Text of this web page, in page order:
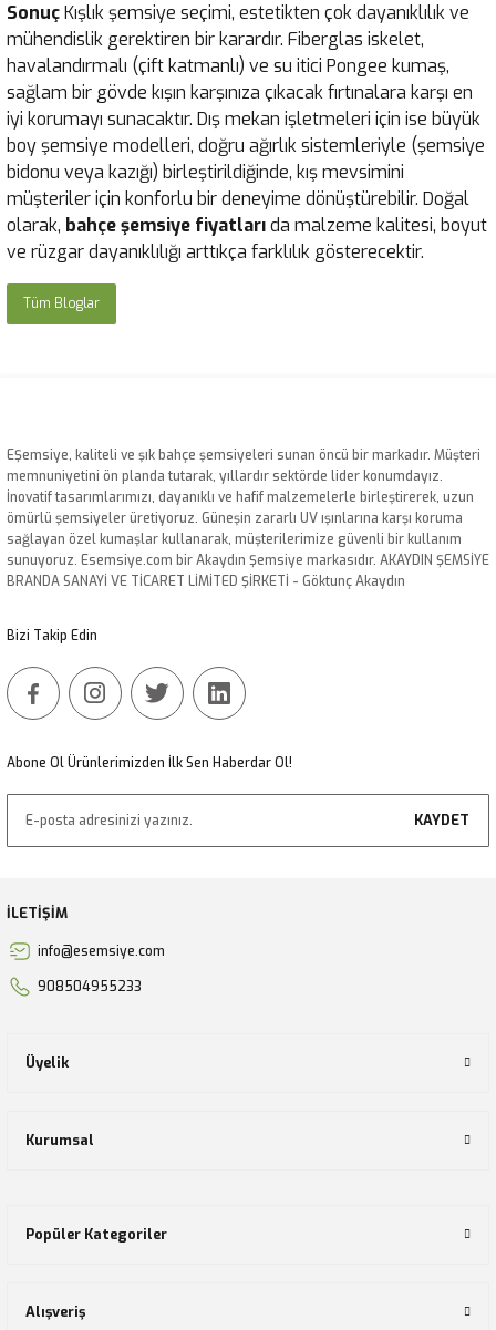
SonuçKışlık şemsiye seçimi, estetikten çok dayanıklılık ve
mühendislik gerektiren bir karardır. Fiberglas iskelet,
havalandırmalı (çift katmanlı) ve su itici Pongee kumaş,
sağlam bir gövde kışın karşınıza çıkacak fırtınalara karşı en
iyi korumayı sunacaktır. Dış mekan işletmeleri için ise büyük
boy şemsiye modelleri, doğru ağırlık sistemleriyle (şemsiye
bidonu veya kazığı) birleştirildiğinde, kış mevsimini
müşteriler için konforlu bir deneyime dönüştürebilir. Doğal
olarak, bahçe şemsiye fiyatlarıda malzeme kalitesi, boyut
ve rüzgar dayanıklılığı arttıkça farklılık gösterecektir.
Tüm Bloglar
EŞemsiye, kaliteli ve şık bahçe şemsiyeleri sunan öncü bir markadır. Müşteri
memnuniyetini ön planda tutarak, yıllardır sektörde lider konumdayız.
İnovatif tasarımlarımızı, dayanıklı ve hafif malzemelerle birleştirerek, uzun
ömürlü şemsiyeler üretiyoruz. Güneşin zararlı UV ışınlarına karşı koruma
sağlayan özel kumaşlar kullanarak, müşterilerimize güvenli bir kullanım
sunuyoruz. Esemsiye.com bir Akaydın Şemsiye markasıdır. AKAYDIN ŞEMSİYE
BRANDA SANAYİ VE TİCARET LİMİTED ŞİRKETİ - Göktunç Akaydın
Bizi Takip Edin
Abone Ol Ürünlerimizden İlk Sen Haberdar Ol!
KAYDET
İLETİŞİM
info@esemsiye.com
908504955233
Üyelik
Kurumsal
Popüler Kategoriler
Alışveriş